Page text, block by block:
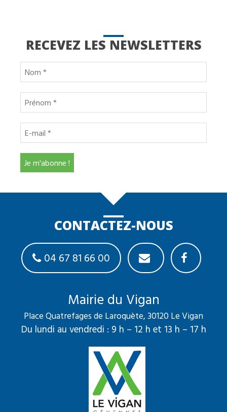
RECEVEZ LES NEWSLETTERS
CONTACTEZ-NOUS
04 67 81 66 00
Mairie du Vigan
Place Quatrefages de Laroquète, 30120 Le Vigan
Du lundi au vendredi : 9 h – 12 h et 13 h – 17 h